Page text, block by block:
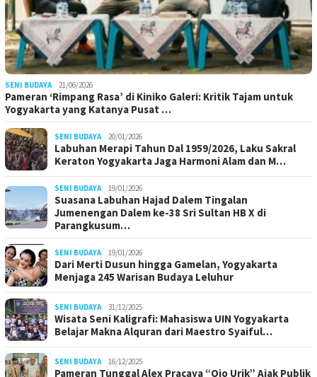
SENI BUDAYA 21/06/2026
Pameran ‘Rimpang Rasa’ di Kiniko Galeri: Kritik Tajam untuk
Yogyakarta yang Katanya Pusat …
SENI BUDAYA 20/01/2026
Labuhan Merapi Tahun Dal 1959/2026, Laku Sakral
Keraton Yogyakarta Jaga Harmoni Alam dan M…
SENI BUDAYA 19/01/2026
Suasana Labuhan Hajad Dalem Tingalan
Jumenengan Dalem ke-38 Sri Sultan HB X di
Parangkusum…
SENI BUDAYA 19/01/2026
Dari Merti Dusun hingga Gamelan, Yogyakarta
Menjaga 245 Warisan Budaya Leluhur
SENI BUDAYA 31/12/2025
Wisata Seni Kaligrafi: Mahasiswa UIN Yogyakarta
Belajar Makna Alquran dari Maestro Syaiful…
SENI BUDAYA 16/12/2025
Pameran Tunggal Alex Pracaya “Ojo Urik” Ajak Publik